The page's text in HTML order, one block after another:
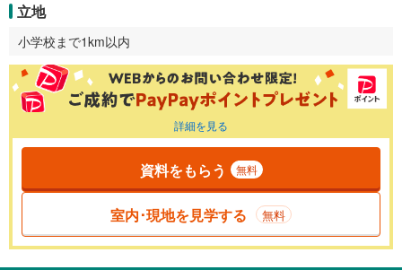
立地
小学校まで1km以内
詳細を見る
資料をもらう 無料
室内･現地を見学する 無料